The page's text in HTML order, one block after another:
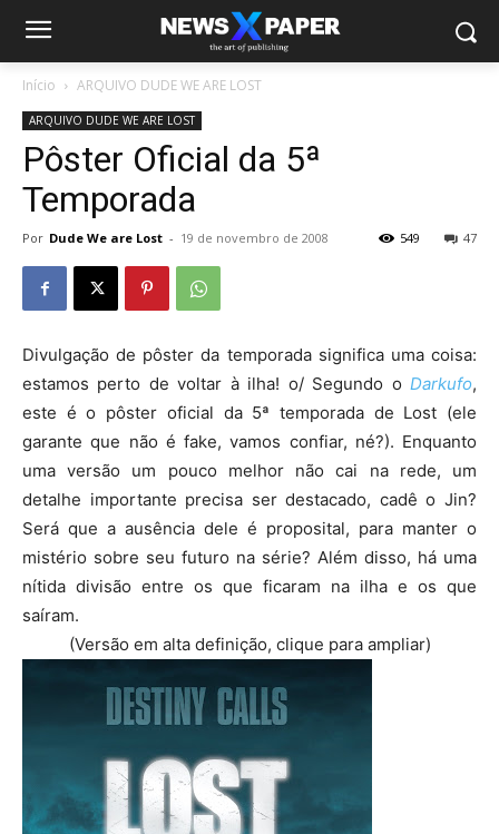
Início ARQUIVO DUDE WE ARE LOST
ARQUIVO DUDE WE ARE LOST
Pôster Oficial da 5ª
Temporada
Por Dude We are Lost - 19 de novembro de 2008 47
549
Divulgação de pôster da temporada significa uma coisa:
estamos perto de voltar à ilha! o/ Segundo o Darkufo,
este é o pôster oficial da 5ª temporada de Lost (ele
garante que não é fake, vamos confiar, né?). Enquanto
uma versão um pouco melhor não cai na rede, um
detalhe importante precisa ser destacado, cadê o Jin?
Será que a ausência dele é proposital, para manter o
mistério sobre seu futuro na série? Além disso, há uma
nítida divisão entre os que ficaram na ilha e os que
saíram.
(Versão em alta definição, clique para ampliar)